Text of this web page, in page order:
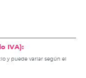
IVA):
y puede variar según el